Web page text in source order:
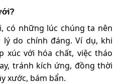
có những lúc chúng ta nên
do chính đáng. Ví dụ, khi
xúc với hóa chất, việc tháo
tránh kích ứng, đồng thời
xước, bám bẩn.